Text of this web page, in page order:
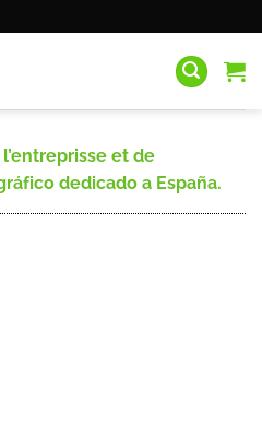
et de
dedicado a España.